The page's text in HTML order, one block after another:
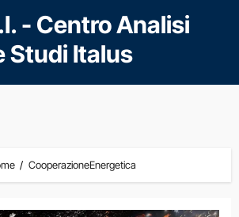
- Centro Analisi
Studi Italus
CooperazioneEnergetica